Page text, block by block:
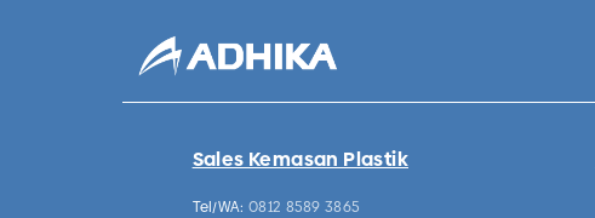
Sales Kemasan Plastik
Tel/WA: 0812 8589 3865